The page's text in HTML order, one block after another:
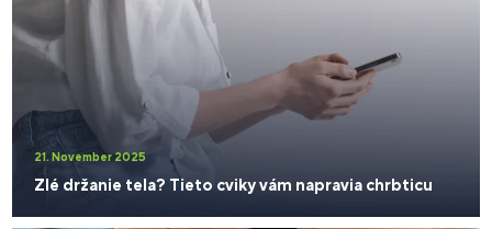
21. November 2025
Zlé držanie tela? Tieto cviky vám napravia chrbticu